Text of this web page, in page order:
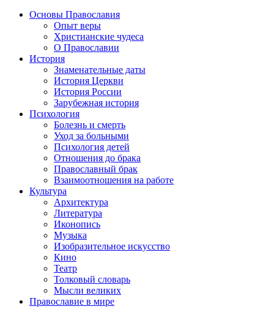
Основы Православия
Опыт веры
Христианские чудеса
О Православии
История
Знаменательные даты
История Церкви
История России
Зарубежная история
Психология
Болезнь и смерть
Уход за больными
Психология детей
Отношения до брака
Православный брак
Взаимоотношения на работе
Культура
Архитектура
Литература
Иконопись
Музыка
Изобразительное искусство
Кино
Театр
Толковый словарь
Мысли великих
Православие в мире